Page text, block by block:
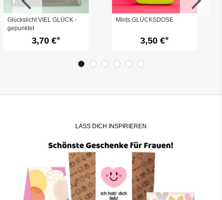
Glückslicht VIEL GLÜCK -
gepunktet
3,70 €
Mints GLÜCKSDOSE
3,50 €
LASS DICH INSPIRIEREN